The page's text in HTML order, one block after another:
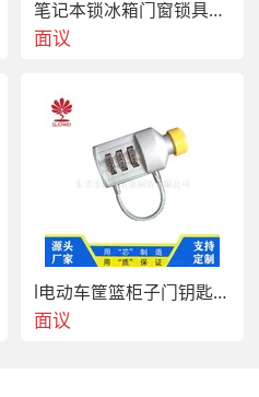
笔记本锁冰箱门窗锁具单车防盗
面议
l电动车筐篮柜子门钥匙小锁
面议